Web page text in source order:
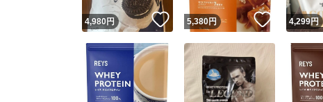
4,980円 いいね！
5,380円 いいね！
4,299円